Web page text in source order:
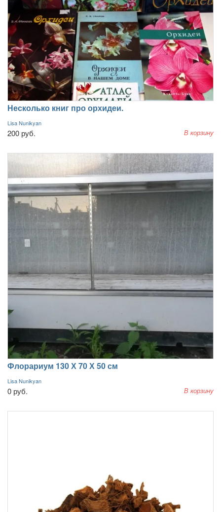
Несколько книг про орхидеи.
Lisa Nunikyan
200 руб. В корзину
Флорариум 130 Х 70 Х 50 см
Lisa Nunikyan
0 руб. В корзину